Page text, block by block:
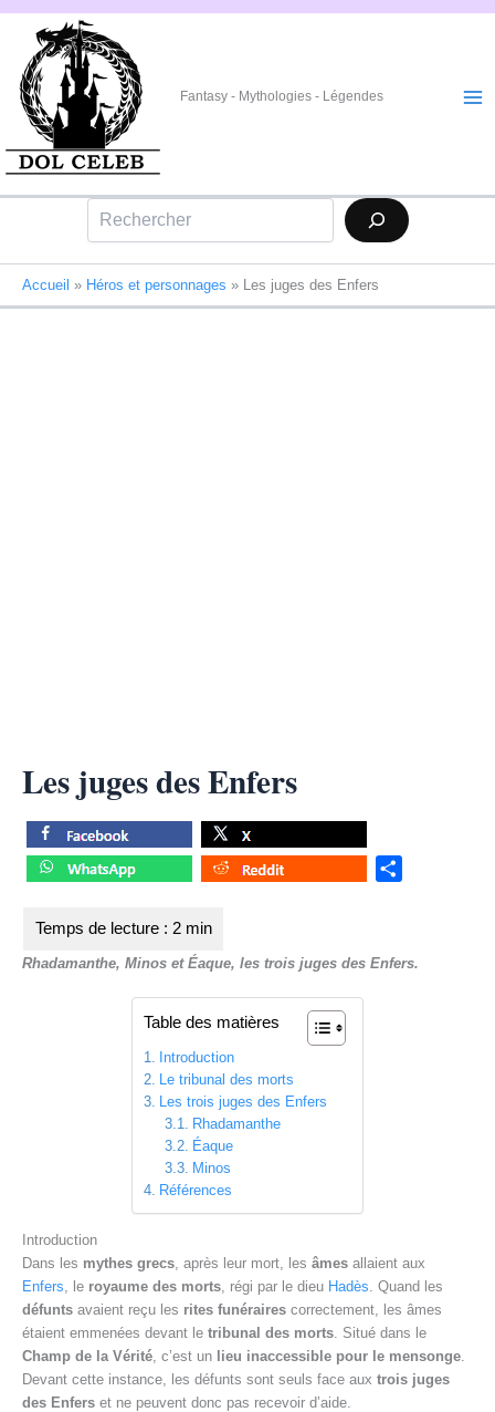
Aller
contenu
Fantasy - Mythologies - Légendes
Rechercher
Accueil » Héros et personnages » Les juges des Enfers
Les juges des Enfers
e
Rhadamanthe, Minos et Éaque, les trois juges des Enfers.
Table des matières
Introduction
Le tribunal des morts
Les trois juges des Enfers
Rhadamanthe
Éaque
Minos
Références
Introduction
Dans les mythes grecs , après leur mort, les âmes allaient aux
Enfers , le royaume des morts , régi par le dieu Hadès . Quand les
défunts avaient reçu les rites funéraires correctement, les âmes
étaient emmenées devant le tribunal des morts . Situé dans le
Champ de la Vérité , c’est un lieu inaccessible pour le mensonge
Devant cette instance, les défunts sont seuls face aux trois juges
des Enfers et ne peuvent donc pas recevoir d’aide.